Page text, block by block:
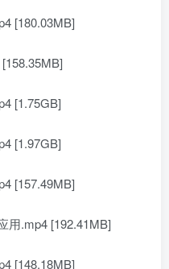
[180.03MB]
[1.75GB]
[1.97GB]
[157.49MB]
.mp4 [192.41MB]
[148.18MB]